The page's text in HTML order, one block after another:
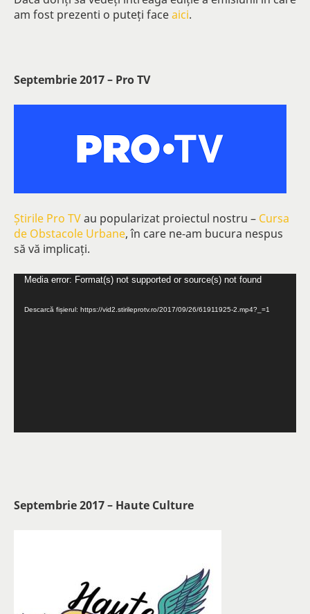
am fost prezenti o puteți faceaici.
Septembrie 2017 – Pro TV
Știrile Pro TVau popularizat proiectul nostru – Cursa
de Obstacole Urbane, în care ne-am bucura nespus
să vă implicați.
Player
Media error: Format(s) not supported or source(s) not found
Descarcă fișierul: https://vid2.stirileprotv.ro/2017/09/26/61911925-2.mp4?_=1
Septembrie 2017 – Haute Culture